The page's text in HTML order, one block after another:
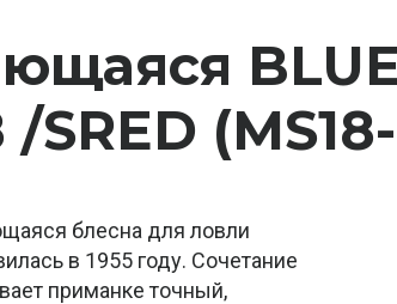
блесна для ловли
в 1955 году. Сочетание
приманке точный,